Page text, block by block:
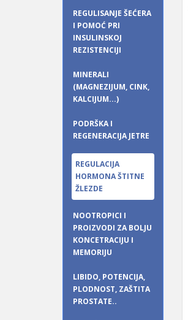
REGULISANJE ŠEĆERA
I POMOĆ PRI
INSULINSKOJ
REZISTENCIJI
MINERALI
(MAGNEZIJUM, CINK,
KALCIJUM...)
PODRŠKA I
REGENERACIJA JETRE
REGULACIJA
HORMONA ŠTITNE
ŽLEZDE
NOOTROPICI I
PROIZVODI ZA BOLJU
KONCETRACIJU I
MEMORIJU
LIBIDO, POTENCIJA,
PLODNOST, ZAŠTITA
PROSTATE..